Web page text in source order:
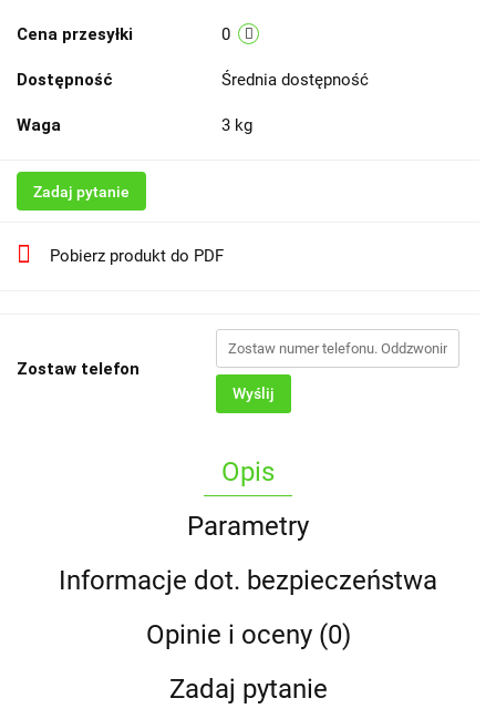
Cena przesyłki 0
Dostępność Średnia dostępność
Waga 3 kg
Zadaj pytanie
Pobierz produkt do PDF
Zostaw telefon
Wyślij
Opis
Parametry
Informacje dot. bezpieczeństwa
Opinie i oceny (0)
Zadaj pytanie